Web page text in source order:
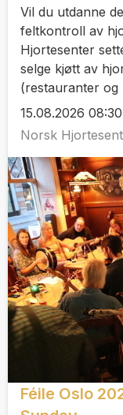
Vil du utdanne
feltkontroll av
Hjortesenter
selge kjøtt av
(restauranter
15.08.2026
Norsk
Féile Oslo